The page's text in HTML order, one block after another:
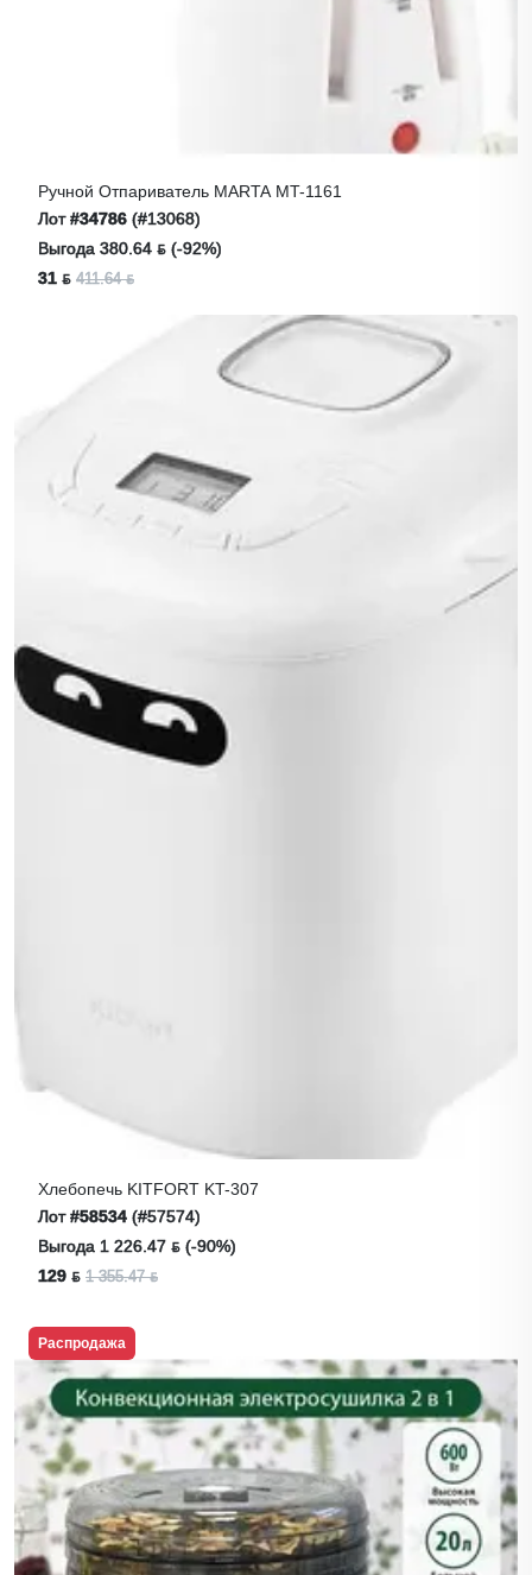
Ручной Отпариватель MARTA MT-1161
Лот#34786 (#13068)
Выгода 380.64 ƃ (-92%)
31 ƃ 411.64 ƃ
Хлебопечь KITFORT KT-307
Лот#58534 (#57574)
Выгода 1 226.47 ƃ (-90%)
129 ƃ 1 355.47 ƃ
Распродажа